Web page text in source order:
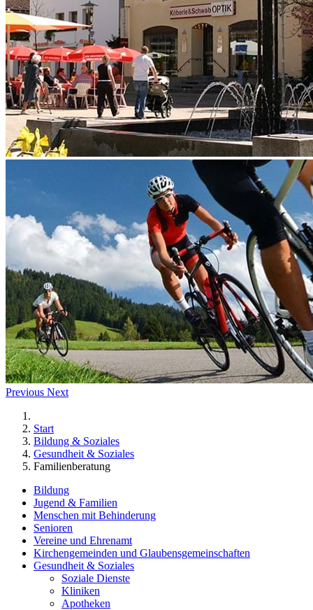
Previous Next
Start
Bildung & Soziales
Gesundheit & Soziales
Familienberatung
Bildung
Jugend & Familien
Menschen mit Behinderung
Senioren
Vereine und Ehrenamt
Kirchengemeinden und Glaubensgemeinschaften
Gesundheit & Soziales
Soziale Dienste
Kliniken
Apotheken